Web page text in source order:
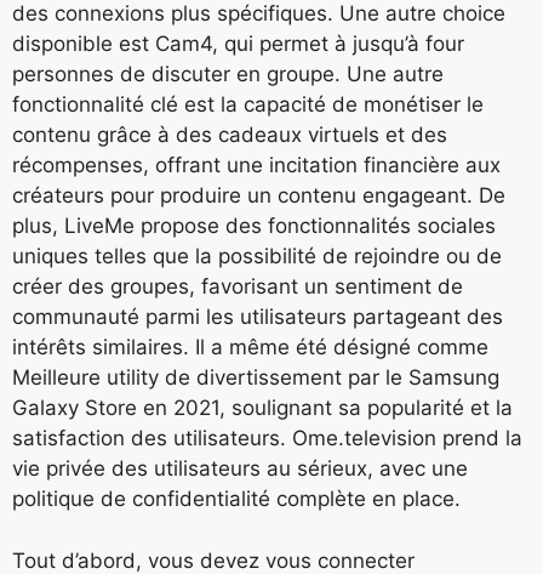
des connexions plus spécifiques. Une autre choice
disponible est Cam4, qui permet à jusqu’à four
personnes de discuter en groupe. Une autre
fonctionnalité clé est la capacité de monétiser le
contenu grâce à des cadeaux virtuels et des
récompenses, offrant une incitation financière aux
créateurs pour produire un contenu engageant. De
plus, LiveMe propose des fonctionnalités sociales
uniques telles que la possibilité de rejoindre ou de
créer des groupes, favorisant un sentiment de
communauté parmi les utilisateurs partageant des
intérêts similaires. Il a même été désigné comme
Meilleure utility de divertissement par le Samsung
Galaxy Store en 2021, soulignant sa popularité et la
satisfaction des utilisateurs. Ome.television prend la
vie privée des utilisateurs au sérieux, avec une
politique de confidentialité complète en place.
Tout d’abord, vous devez vous connecter